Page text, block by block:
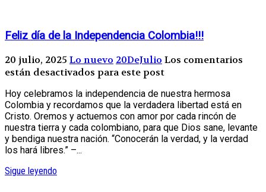
Feliz día de la Independencia Colombia!!!
20 julio, 2025 Lo nuevo 20DeJulio Los comentarios
están desactivados para este post
Hoy celebramos la independencia de nuestra hermosa
Colombia y recordamos que la verdadera libertad está en
Cristo. Oremos y actuemos con amor por cada rincón de
nuestra tierra y cada colombiano, para que Dios sane, levante
y bendiga nuestra nación. “Conocerán la verdad, y la verdad
los hará libres.” –...
Sigue leyendo